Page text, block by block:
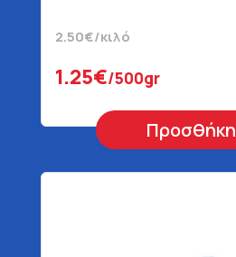
2.50€/κιλό
1.25€/500gr
Προσθήκη